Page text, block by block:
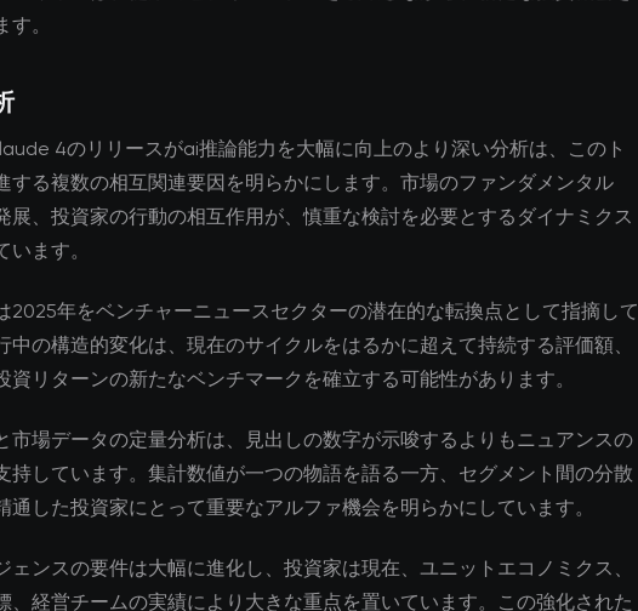
。
4のリリースがai推論能力を大幅に向上のより深い分析は、このト
する複数の相互関連要因を明らかにします。市場のファンダメンタル
展、投資家の行動の相互作用が、慎重な検討を必要とするダイナミクス
います。
2025年をベンチャーニュースセクターの潜在的な転換点として指摘して
中の構造的変化は、現在のサイクルをはるかに超えて持続する評価額、
資リターンの新たなベンチマークを確立する可能性があります。
市場データの定量分析は、見出しの数字が示唆するよりもニュアンスの
持しています。集計数値が一つの物語を語る一方、セグメント間の分散
通した投資家にとって重要なアルファ機会を明らかにしています。
ェンスの要件は大幅に進化し、投資家は現在、ユニットエコノミクス、
、経営チームの実績により大きな重点を置いています。この強化された